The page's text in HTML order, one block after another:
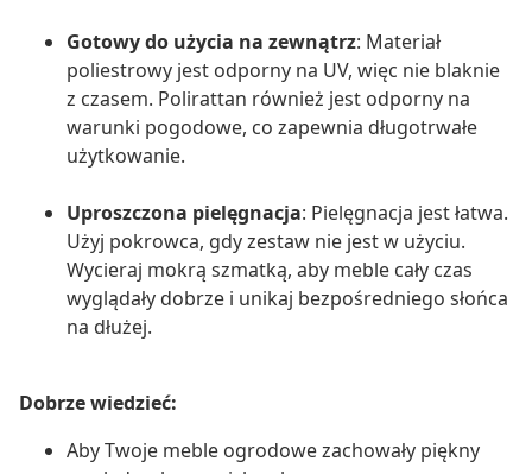
Gotowy do użycia na zewnątrz: Materiał
poliestrowy jest odporny na UV, więc nie blaknie
z czasem. Polirattan również jest odporny na
warunki pogodowe, co zapewnia długotrwałe
użytkowanie.
Uproszczona pielęgnacja: Pielęgnacja jest łatwa.
Użyj pokrowca, gdy zestaw nie jest w użyciu.
Wycieraj mokrą szmatką, aby meble cały czas
wyglądały dobrze i unikaj bezpośredniego słońca
na dłużej.
Dobrze wiedzieć:
Aby Twoje meble ogrodowe zachowały piękny